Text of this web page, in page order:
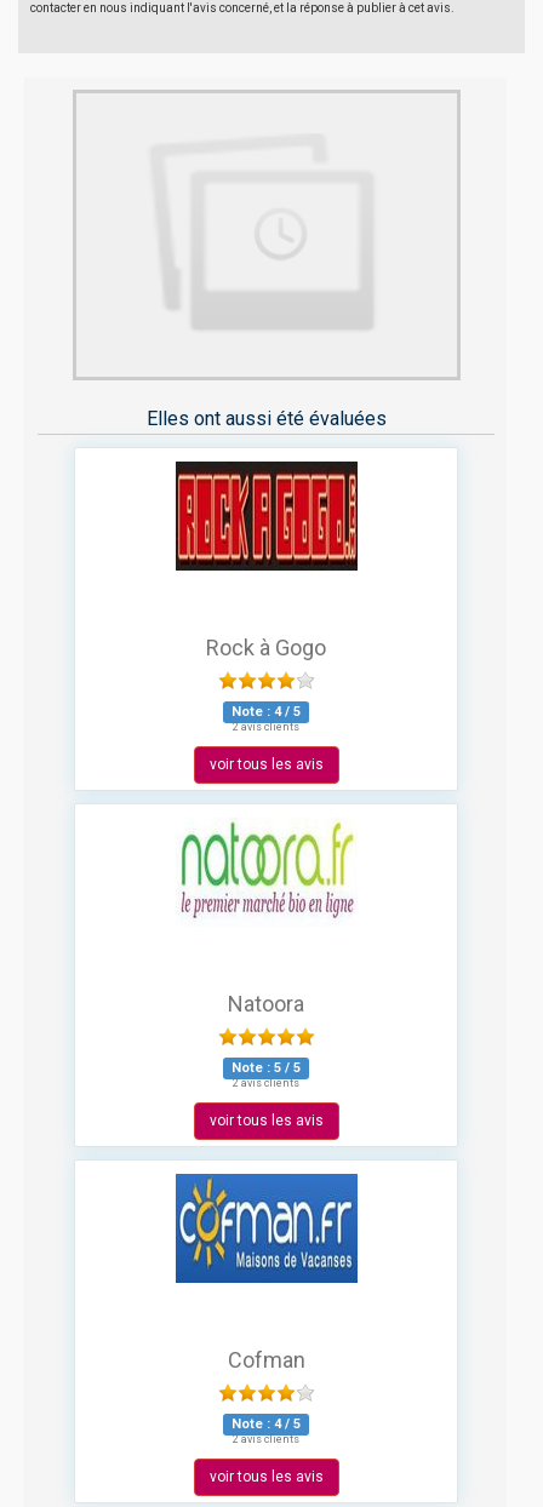
contacter en nous indiquant l'avis concerné, et la réponse à publier à cet avis.
Elles ont aussi été évaluées
Rock à Gogo
Note : 4/ 5
2 avis clients
voir tous les avis
Natoora
Note : 5 / 5
2 avis clients
voir tous les avis
Cofman
Note : 4/ 5
2 avis clients
voir tous les avis